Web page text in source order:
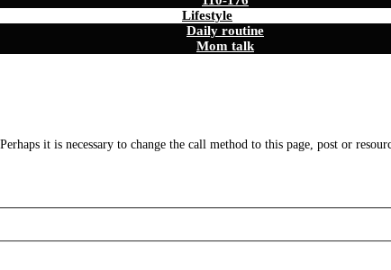
Lifestyle
Daily routine
Mom talk
it is necessary to change the call method to this page, post or